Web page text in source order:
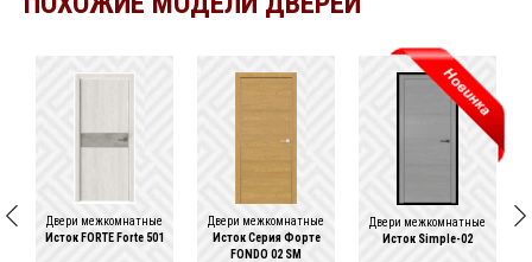
Двери межкомнатные
Исток FORTE Forte 501
Двери межкомнатные
Исток Серия Форте
FONDO 02 SM
Двери межкомнатные
Исток Simple-02